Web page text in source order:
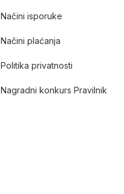
Načini isporuke
Načini plaćanja
Politika privatnosti
Nagradni konkurs Pravilnik